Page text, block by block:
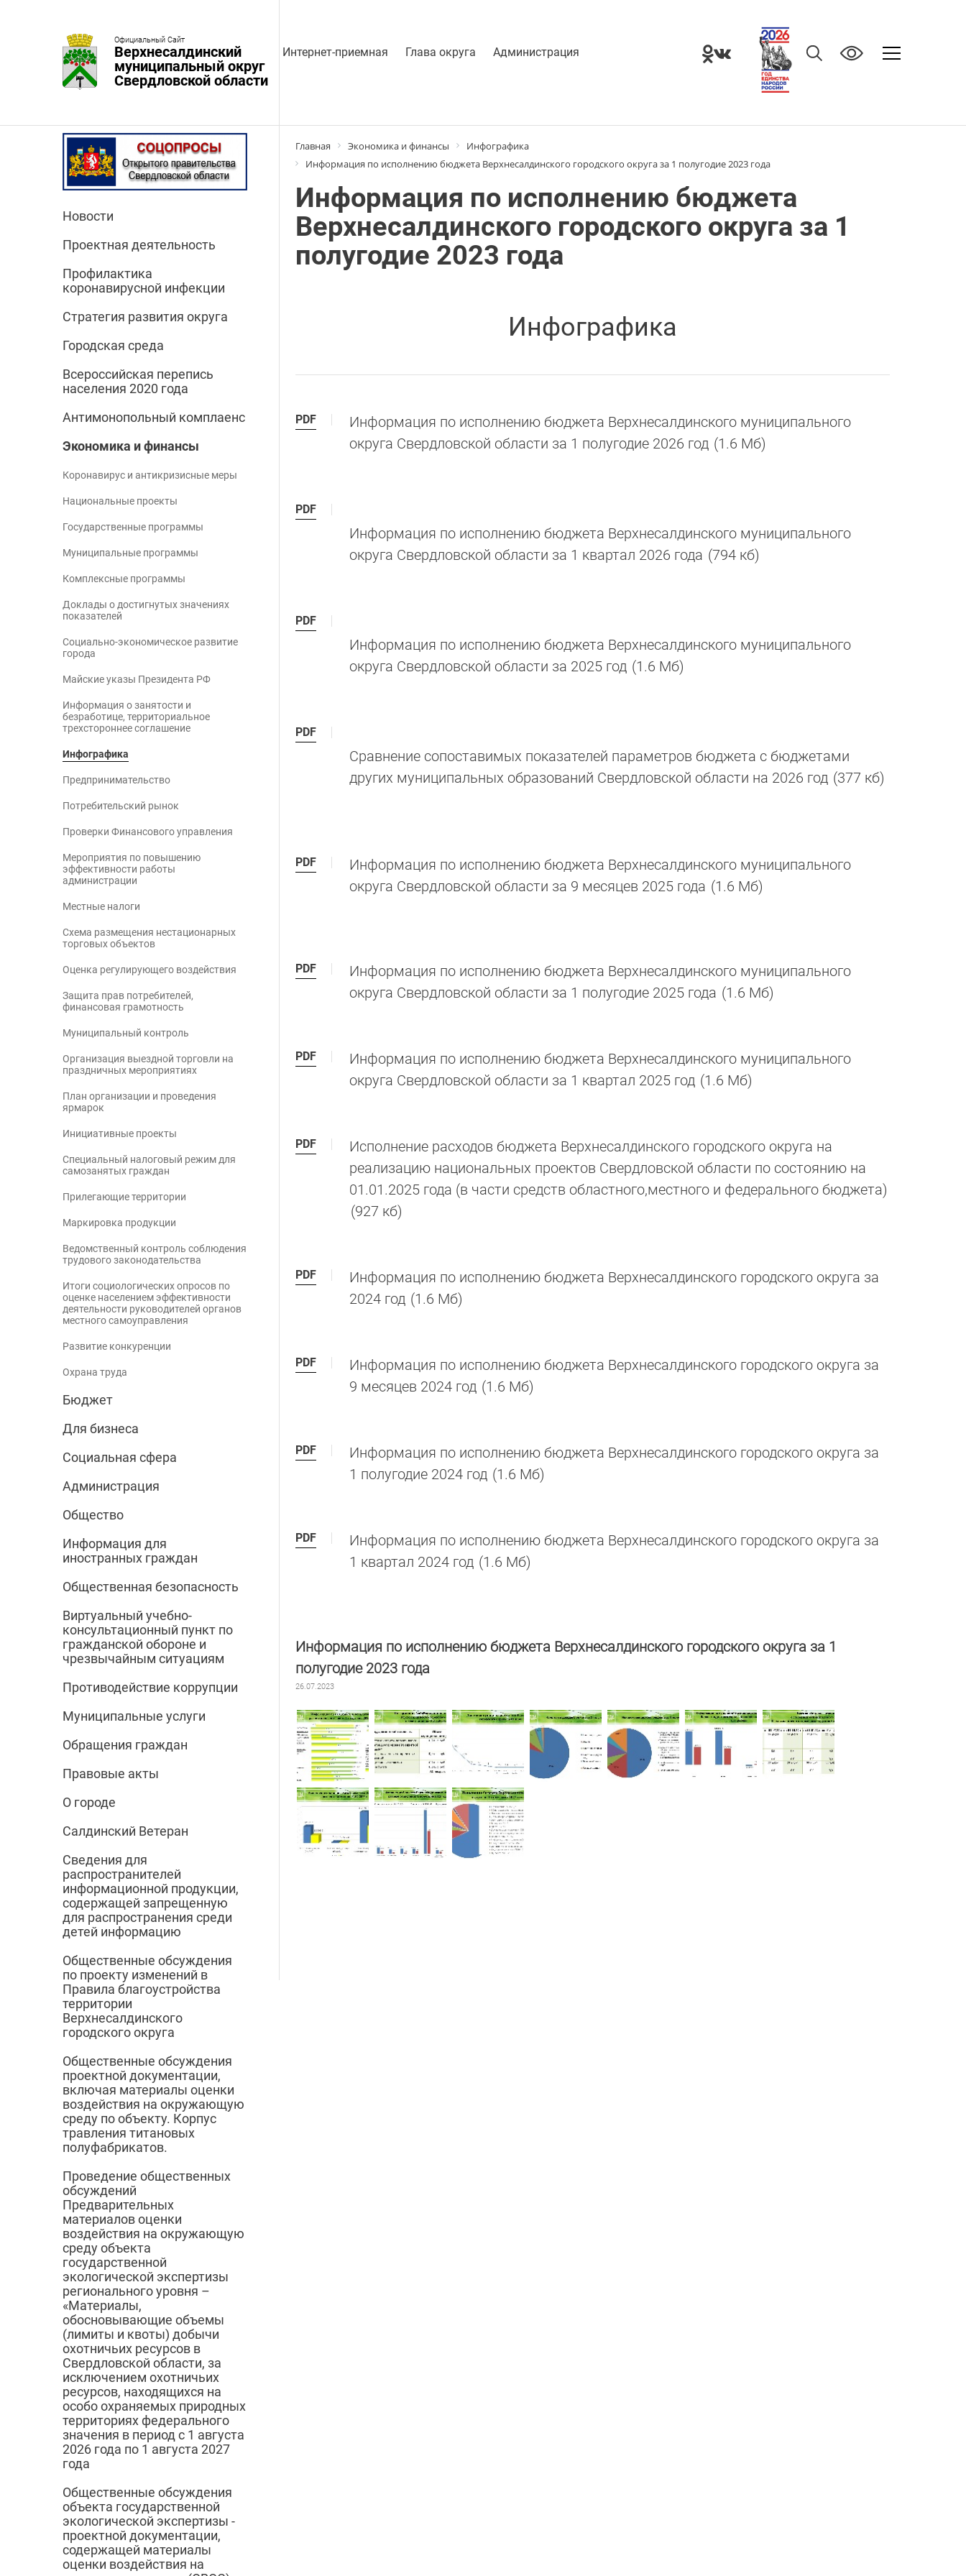
Официальный Сайт
Верхнесалдинский
муниципальный округ
Свердловской области
Интернет-приемная Глава округа Администрация
Новости
Проектная деятельность
Профилактика
коронавирусной инфекции
Стратегия развития округа
Городская среда
Всероссийская перепись
населения 2020 года
Антимонопольный комплаенс
Экономика и финансы
Коронавирус и антикризисные меры
Национальные проекты
Государственные программы
Муниципальные программы
Комплексные программы
Доклады о достигнутых значениях
показателей
Социально-экономическое развитие
города
Майские указы Президента РФ
Информация о занятости и
безработице, территориальное
трехстороннее соглашение
Инфографика
Предпринимательство
Потребительский рынок
Проверки Финансового управления
Мероприятия по повышению
эффективности работы
администрации
Местные налоги
Схема размещения нестационарных
торговых объектов
Оценка регулирующего воздействия
Защита прав потребителей,
финансовая грамотность
Муниципальный контроль
Организация выездной торговли на
праздничных мероприятиях
План организации и проведения
ярмарок
Инициативные проекты
Специальный налоговый режим для
самозанятых граждан
Прилегающие территории
Маркировка продукции
Ведомственный контроль соблюдения
трудового законодательства
Итоги социологических опросов по
оценке населением эффективности
деятельности руководителей органов
местного самоуправления
Развитие конкуренции
Охрана труда
Бюджет
Для бизнеса
Социальная сфера
Администрация
Общество
Информация для
иностранных граждан
Общественная безопасность
Виртуальный учебно-
консультационный пункт по
гражданской обороне и
чрезвычайным ситуациям
Противодействие коррупции
Муниципальные услуги
Обращения граждан
Правовые акты
О городе
Салдинский Ветеран
Сведения для
распространителей
информационной продукции,
содержащей запрещенную
для распространения среди
детей информацию
Общественные обсуждения
по проекту изменений в
Правила благоустройства
территории
Верхнесалдинского
городского округа
Общественные обсуждения
проектной документации,
включая материалы оценки
воздействия на окружающую
среду по объекту. Корпус
травления титановых
полуфабрикатов.
Проведение общественных
обсуждений
Предварительных
материалов оценки
воздействия на окружающую
среду объекта
государственной
экологической экспертизы
регионального уровня –
«Материалы,
обосновывающие объемы
(лимиты и квоты) добычи
охотничьих ресурсов в
Свердловской области, за
исключением охотничьих
ресурсов, находящихся на
особо охраняемых природных
территориях федерального
значения в период с 1 августа
2026 года по 1 августа 2027
года
Общественные обсуждения
объекта государственной
экологической экспертизы -
проектной документации,
содержащей материалы
оценки воздействия на
Главная Экономика и финансы
Инфографика
Информация по исполнению бюджета Верхнесалдинского городского округа за 1 полугодие 2023 года
Информация по исполнению бюджета
Верхнесалдинского городского округа за 1
полугодие 2023 года
Инфографика
PDF
Информация по исполнению бюджета Верхнесалдинского муниципального
округа Свердловской области за 1 полугодие 2026 год (1.6 Мб)
PDF
Информация по исполнению бюджета Верхнесалдинского муниципального
округа Свердловской области за 1 квартал 2026 года (794 кб)
PDF
Информация по исполнению бюджета Верхнесалдинского муниципального
округа Свердловской области за 2025 год (1.6 Мб)
PDF
Сравнение сопоставимых показателей параметров бюджета с бюджетами
других муниципальных образований Свердловской области на 2026 год (377 кб)
PDF
Информация по исполнению бюджета Верхнесалдинского муниципального
округа Свердловской области за 9 месяцев 2025 года (1.6 Мб)
PDF
Информация по исполнению бюджета Верхнесалдинского муниципального
округа Свердловской области за 1 полугодие 2025 года (1.6 Мб)
PDF
Информация по исполнению бюджета Верхнесалдинского муниципального
округа Свердловской области за 1 квартал 2025 год (1.6 Мб)
PDF
Исполнение расходов бюджета Верхнесалдинского городского округа на
реализацию национальных проектов Свердловской области по состоянию на
01.01.2025 года (в части средств областного,местного и федерального бюджета)
(927 кб)
PDF
Информация по исполнению бюджета Верхнесалдинского городского округа за
2024 год (1.6 Мб)
PDF
Информация по исполнению бюджета Верхнесалдинского городского округа за
9 месяцев 2024 год (1.6 Мб)
PDF
Информация по исполнению бюджета Верхнесалдинского городского округа за
1 полугодие 2024 год (1.6 Мб)
PDF
Информация по исполнению бюджета Верхнесалдинского городского округа за
1 квартал 2024 год (1.6 Мб)
Информация по исполнению бюджета Верхнесалдинского городского округа за 1
полугодие 2023 года
26.07.2023